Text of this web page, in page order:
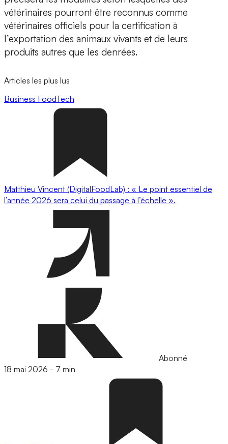
vétérinaires pourront être reconnus comme
vétérinaires officiels pour la certification à
l’exportation des animaux vivants et de leurs
produits autres que les denrées.
Articles les plus lus
Business FoodTech
Matthieu Vincent (DigitalFoodLab) : « Le point essentiel de
l’année 2026 sera celui du passage à l’échelle ».
Abonné
18 mai 2026 - 7 min